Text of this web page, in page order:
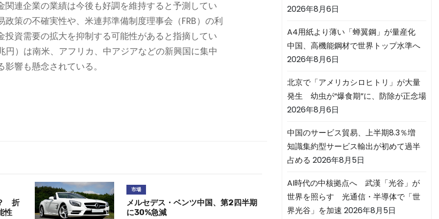
連企業の業績は今後も好調を維持すると予測してい
策の不確実性や、米連邦準備制度理事会（FRB）の利
資需要の拡大を抑制する可能性があると指摘してい
円）は南米、アフリカ、中アジアなどの新興国に集中
響も懸念されている。
折
性
市場
メルセデス・ベンツ中国、第2四半期
に30%急減
2026年8月6日
A4用紙より薄い「蝉翼鋼」が量産化
中国、高機能鋼材で世界トップ水準へ
2026年8月6日
北京で「アメリカシロヒトリ」が大量
発生 幼虫が“爆食期”に、防除が正念場
2026年8月6日
中国のサービス貿易、上半期8.3％増
知識集約型サービス輸出が初めて過半
占める 2026年8月5日
AI時代の中核拠点へ 武漢「光谷」が
世界を照らす 光通信・半導体で「世
界光谷」を加速 2026年8月5日